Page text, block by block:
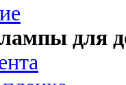
для